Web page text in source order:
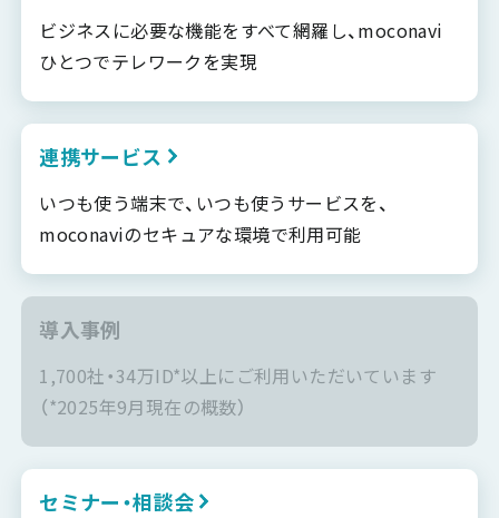
ビジネスに必要な機能をすべて網羅し、moconavi
ひとつでテレワークを実現
連携サービス
いつも使う端末で、いつも使うサービスを、
moconaviのセキュアな環境で利用可能
導入事例
1,700社・34万ID*以上にご利用いただいています
（*2025年9月現在の概数）
セミナー・相談会